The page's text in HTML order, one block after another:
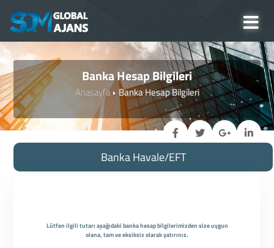
Banka Hesap Bilgileri
Anasayfa Banka Hesap Bilgileri
Banka Havale/EFT
Lütfen ilgili tutarı aşağıdaki banka hesap bilgilerimizden size uygun
olana, tam ve eksiksiz olarak yatırınız.